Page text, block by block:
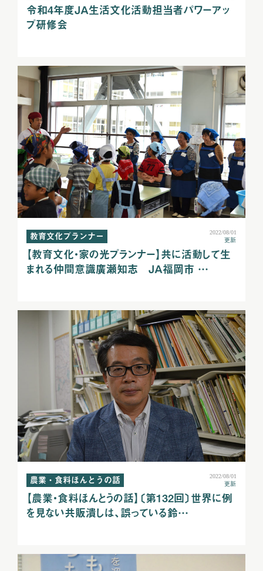
令和4年度ＪＡ生活文化活動担当者パワーアッ
プ研修会
教育文化プランナー
2022/08/01
更新
【教育文化・家の光プランナー】共に活動して生
まれる仲間意識廣瀬知志 ＪＡ福岡市 …
農業・食料ほんとうの話
2022/08/01
更新
【農業・食料ほんとうの話】〔第132回〕世界に例
を見ない共販潰しは、誤っている鈴…